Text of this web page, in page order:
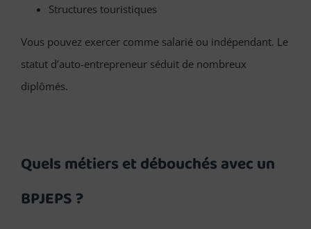
Structures touristiques
Vous pouvez exercer comme salarié ou indépendant. Le
statut d’auto-entrepreneur séduit de nombreux
diplômés.
Quels métiers et débouchés avec un
BPJEPS ?